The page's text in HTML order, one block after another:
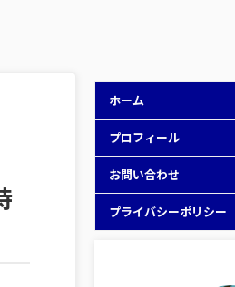
ホーム
プロフィール
お問い合わせ
プライバシーポリシー